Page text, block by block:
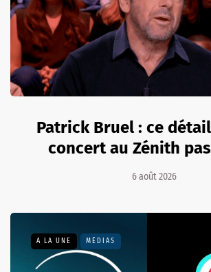
Patrick Bruel : ce
concert au Zénith
6 août 2026
A LA UNE MÉDIAS